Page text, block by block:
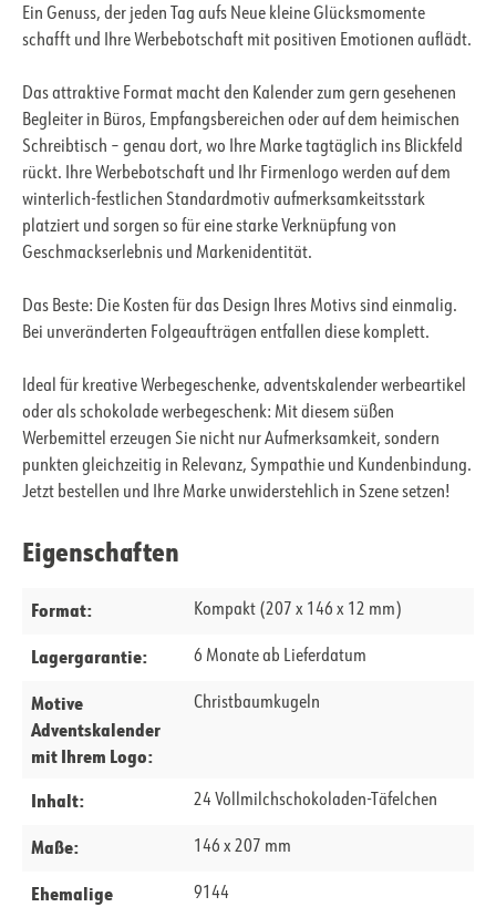
Ein Genuss, der jeden Tag aufs Neue kleine Glücksmomente
schafft und Ihre Werbebotschaft mit positiven Emotionen auflädt.
Das attraktive Format macht den Kalender zum gern gesehenen
Begleiter in Büros, Empfangsbereichen oder auf dem heimischen
Schreibtisch – genau dort, wo Ihre Marke tagtäglich ins Blickfeld
rückt. Ihre Werbebotschaft und Ihr Firmenlogo werden auf dem
winterlich-festlichen Standardmotiv aufmerksamkeitsstark
platziert und sorgen so für eine starke Verknüpfung von
Geschmackserlebnis und Markenidentität.
Das Beste: Die Kosten für das Design Ihres Motivs sind einmalig.
Bei unveränderten Folgeaufträgen entfallen diese komplett.
Ideal für kreative Werbegeschenke, adventskalender werbeartikel
oder als schokolade werbegeschenk: Mit diesem süßen
Werbemittel erzeugen Sie nicht nur Aufmerksamkeit, sondern
punkten gleichzeitig in Relevanz, Sympathie und Kundenbindung.
Jetzt bestellen und Ihre Marke unwiderstehlich in Szene setzen!
Eigenschaften
Format: Kompakt (207 x 146 x 12 mm)
Lagergarantie: 6 Monate ab Lieferdatum
Motive
Adventskalender
mit Ihrem Logo:
Christbaumkugeln
Inhalt: 24 Vollmilchschokoladen-Täfelchen
Maße: 146 x 207 mm
Ehemalige
9144